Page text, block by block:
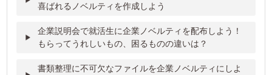
喜ばれるノベルティを作成しよう
企業説明会で就活生に企業ノベルティを配布しよう！
もらってうれしいもの、困るものの違いは？
書類整理に不可欠なファイルを企業ノベルティにしよ